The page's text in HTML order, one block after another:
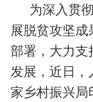
为深入贯
展脱贫攻坚
部署，大力支
发展，近日，
家乡村振兴局